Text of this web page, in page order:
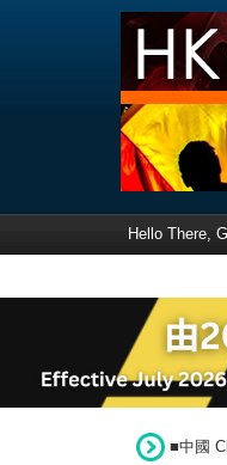
Hello There,
■中國